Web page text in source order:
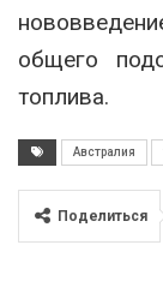
общего
топлива.
Австралия
Поделиться